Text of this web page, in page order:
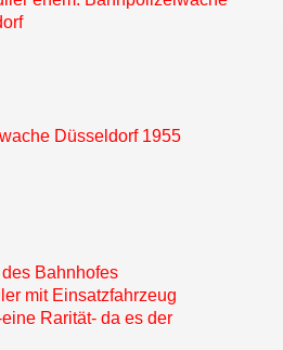
Düsseldorf 1955
Bahnhofes
mit Einsatzfahrzeug
Rarität- da es der